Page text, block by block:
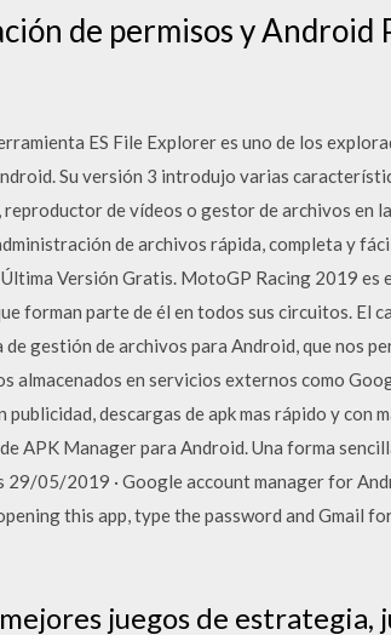
de permisos y Android
ES File Explorer es uno de los
Su versión 3 introdujo varias
de vídeos o gestor de archivos en
de archivos rápida, completa y
Versión Gratis. MotoGP Racing 2019 es
forman parte de él en todos sus circuitos. El
gestión de archivos para Android, que nos
almacenados en servicios externos como
descargas de apk mas rápido y con
APK Manager para Android. Una forma
29/05/2019 · Google account manager for
this app, type the password and Gmail
juegos de estrategia,